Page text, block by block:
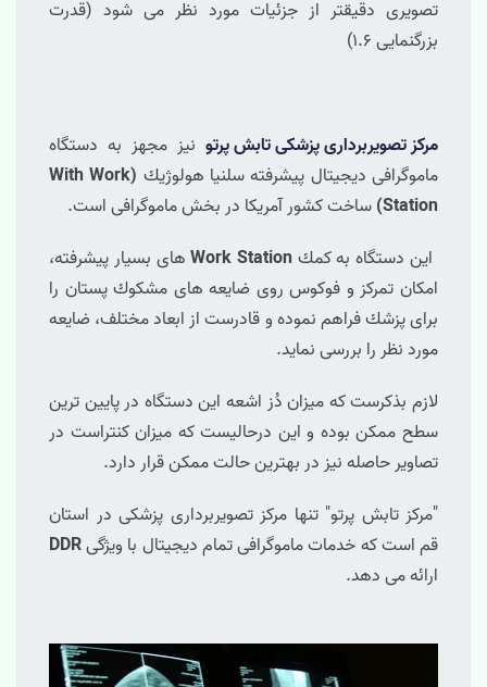
تصویری دقیقتر از جزئیات مورد نظر می شود (قدرت
بزرگنمایی ۱.۶)
مركز تصویربرداری پزشکی تابش پرتو نیز مجهز به دستگاه
ماموگرافی دیجیتال پیشرفته سلنیا هولوژیك (With Work
Station) ساخت كشور آمریكا در بخش ماموگرافی است.
این دستگاه به كمك Work Stationهای بسیار پیشرفته،
امكان تمركز و فوكوس روی ضایعه های مشكوك پستان را
برای پزشك فراهم نموده و قادرست از ابعاد مختلف، ضایعه
مورد نظر را بررسی نماید.
لازم بذكرست كه میزان دُز اشعه این دستگاه در پایین ترین
سطح ممكن بوده و این درحالیست كه میزان كنتراست در
تصاویر حاصله نیز در بهترین حالت ممکن قرار دارد.
"مرکز تابش پرتو" تنها مركز تصویربرداری پزشکی در استان
قم است كه خدمات ماموگرافی تمام دیجیتال با ویژگیDDR
ارائه می دهد.